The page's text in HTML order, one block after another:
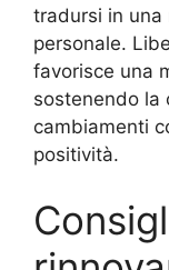
tradursi in
personale.
favorisce una
sostenendo la
cambiamenti
positività.